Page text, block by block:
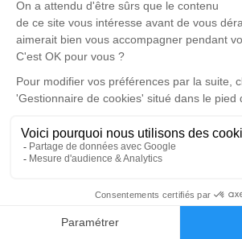
Faire-part
FLANDRIN.
Un service de plantation d’arbre
disponible ici.
Je
Cérémonie
Eglise de MONTCEAU
38300 Ruy-Montceau